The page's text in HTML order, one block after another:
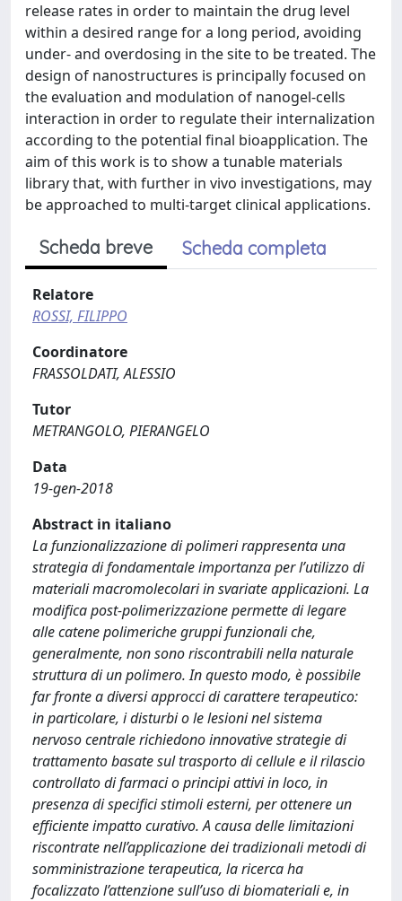
release rates in order to maintain the drug level
within a desired range for a long period, avoiding
under- and overdosing in the site to be treated. The
design of nanostructures is principally focused on
the evaluation and modulation of nanogel-cells
interaction in order to regulate their internalization
according to the potential final bioapplication. The
aim of this work is to show a tunable materials
library that, with further in vivo investigations, may
be approached to multi-target clinical applications.
Scheda breve Scheda completa
Relatore
ROSSI, FILIPPO
Coordinatore
FRASSOLDATI, ALESSIO
Tutor
METRANGOLO, PIERANGELO
Data
19-gen-2018
Abstract in italiano
La funzionalizzazione di polimeri rappresenta una
strategia di fondamentale importanza per l’utilizzo di
materiali macromolecolari in svariate applicazioni. La
modifica post-polimerizzazione permette di legare
alle catene polimeriche gruppi funzionali che,
generalmente, non sono riscontrabili nella naturale
struttura di un polimero. In questo modo, è possibile
far fronte a diversi approcci di carattere terapeutico:
in particolare, i disturbi o le lesioni nel sistema
nervoso centrale richiedono innovative strategie di
trattamento basate sul trasporto di cellule e il rilascio
controllato di farmaci o principi attivi in loco, in
presenza di specifici stimoli esterni, per ottenere un
efficiente impatto curativo. A causa delle limitazioni
riscontrate nell’applicazione dei tradizionali metodi di
somministrazione terapeutica, la ricerca ha
focalizzato l’attenzione sull’uso di biomateriali e, in